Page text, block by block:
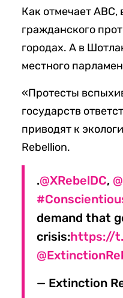
Как отмечает
гражданского
городах. А в
местного
«Протесты
государств
приводят к
Rebellion.
.@XRebelDC,
demand that
crisis:https://
— Extinction